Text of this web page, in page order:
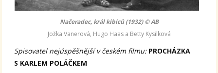
Načeradec, král kibiců (1932) © AB
Jožka Vanerová, Hugo Haas a Betty Kysilková
Spisovatel nejúspěšnější v českém filmu: PROCHÁZKA
S KARLEM POLÁČKEM